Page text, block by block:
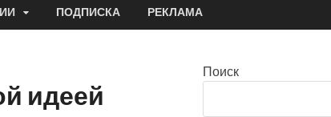
ПОДПИСКА РЕКЛАМА
идеей
Поиск